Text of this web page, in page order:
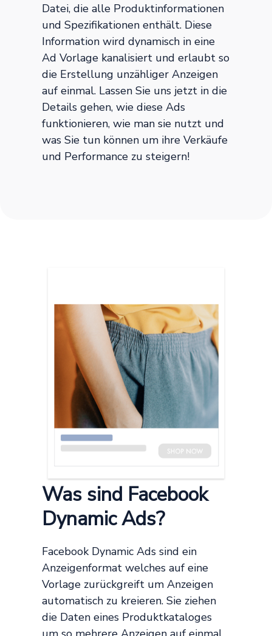
Datei, die alle Produktinformationen
und Spezifikationen enthält. Diese
Information wird dynamisch in eine
Ad Vorlage kanalisiert und erlaubt so
die Erstellung unzähliger Anzeigen
auf einmal. Lassen Sie uns jetzt in die
Details gehen, wie diese Ads
funktionieren, wie man sie nutzt und
was Sie tun können um ihre Verkäufe
und Performance zu steigern!
Was sind Facebook
Dynamic Ads?
Facebook Dynamic Ads sind ein
Anzeigenformat welches auf eine
Vorlage zurückgreift um Anzeigen
automatisch zu kreieren. Sie ziehen
die Daten eines Produktkataloges